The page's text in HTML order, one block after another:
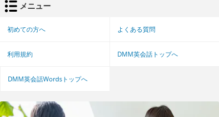
メニュー
初めての方へ よくある質問
利用規約 DMM英会話トップへ
DMM英会話Wordsトップへ